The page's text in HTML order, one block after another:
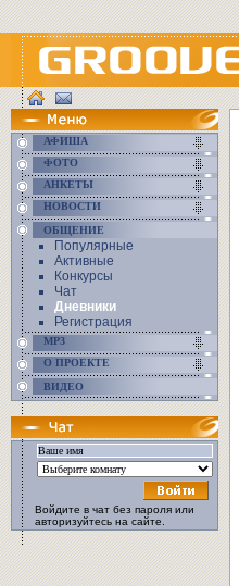
АФИША
ФОТО
АНКЕТЫ
НОВОСТИ
ОБЩЕНИЕ
Популярные
Активные
Конкурсы
Чат
Дневники
Регистрация
MP3
О ПРОЕКТЕ
ВИДЕО
Войдите в чат без пароля или
авторизуйтесь на сайте.